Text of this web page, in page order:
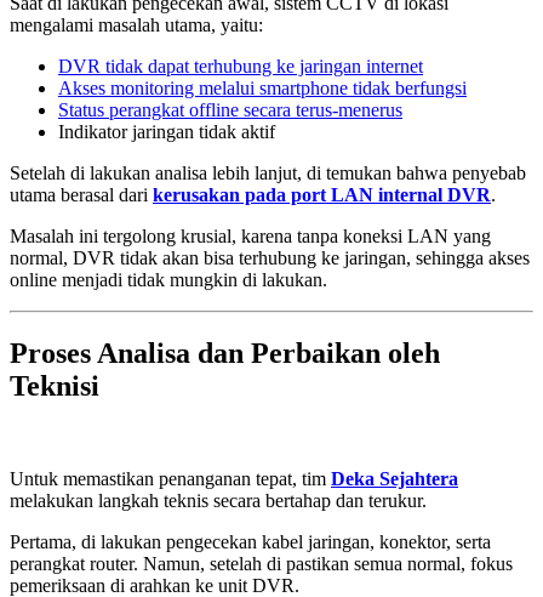
mengalami masalah utama, yaitu:
DVR tidak dapat terhubung ke jaringan internet
Akses monitoring melalui smartphone tidak berfungsi
Status perangkat offline secara terus-menerus
Indikator jaringan tidak aktif
Setelah di lakukan analisa lebih lanjut, di temukan bahwa penyebab
utama berasal dari kerusakan pada port LAN internal DVR.
Masalah ini tergolong krusial, karena tanpa koneksi LAN yang
normal, DVR tidak akan bisa terhubung ke jaringan, sehingga akses
online menjadi tidak mungkin di lakukan.
Proses Analisa dan Perbaikan oleh
Teknisi
Untuk memastikan penanganan tepat, tim Deka Sejahtera
melakukan langkah teknis secara bertahap dan terukur.
Pertama, di lakukan pengecekan kabel jaringan, konektor, serta
perangkat router. Namun, setelah di pastikan semua normal, fokus
pemeriksaan di arahkan ke unit DVR.